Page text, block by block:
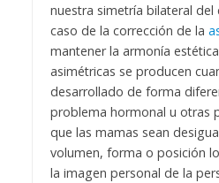
nuestra simetría bilateral del
caso de la corrección de la
mantener la armonía
asimétricas se producen
desarrollado de forma
problema hormonal u otras
que las mamas sean
volumen, forma o posición
la imagen personal de la